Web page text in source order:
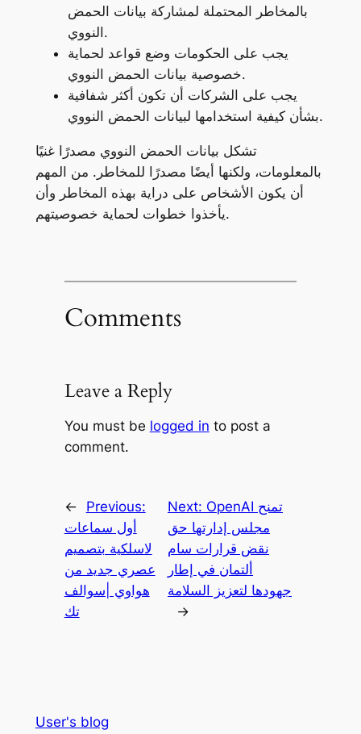
بالمخاطر المحتملة لمشاركة بيانات الحمض
النووي.
يجب على الحكومات وضع قواعد لحماية
خصوصية بيانات الحمض النووي.
يجب على الشركات أن تكون أكثر شفافية
بشأن كيفية استخدامها لبيانات الحمض النووي.
تشكل بيانات الحمض النووي مصدرًا غنيًا
بالمعلومات، ولكنها أيضًا مصدرًا للمخاطر. من المهم
أن يكون الأشخاص على دراية بهذه المخاطر وأن
يأخذوا خطوات لحماية خصوصيتهم.
Comments
Leave a Reply
You must be logged in to post a
comment.
←
Previous:
أول سماعات
لاسلكية بتصميم
عصري جديد من
هواوي |سوالف
تك
Next: OpenAI تمنح
مجلس إدارتها حق
نقض قرارات سام
ألتمان في إطار
جهودها لتعزيز السلامة
→
User's blog